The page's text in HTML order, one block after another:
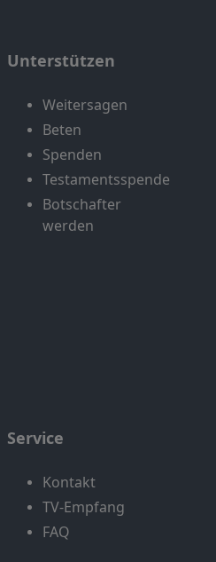
Unterstützen
Weitersagen
Beten
Spenden
Testamentsspende
Botschafter
werden
Service
Kontakt
TV-Empfang
FAQ